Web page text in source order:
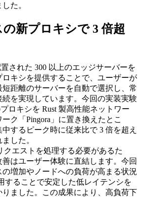
た。
新プロキシで 3 倍超
された 300 以上のエッジサーバーを
キシを提供することで、ユーザーが
距離のサーバーを自動で選択し、常
を実現しています。今回の実装実験
ロキシを Rust 製高性能ネットワー
ク「Pingora」に置き換えたとこ
するピーク時に従来比で 3 倍を超え
した。
クエストを処理する必要があるた
はユーザー体験に直結します。今回
増加やノードへの負荷が高まる状況
することで安定した低レイテンシを
ました。この成果により、高負荷下